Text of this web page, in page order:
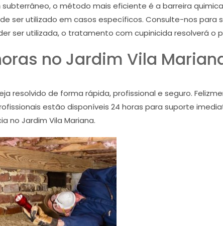
o método mais eficiente é a barreira
ser utilizado em casos específicos. Consulte-nos para
ser utilizada, o tratamento com cupinicida resolverá o
no Jardim Vila
resolvido de forma rápida, profissional e seguro.
estão disponíveis 24 horas para suporte
no Jardim Vila Mariana.